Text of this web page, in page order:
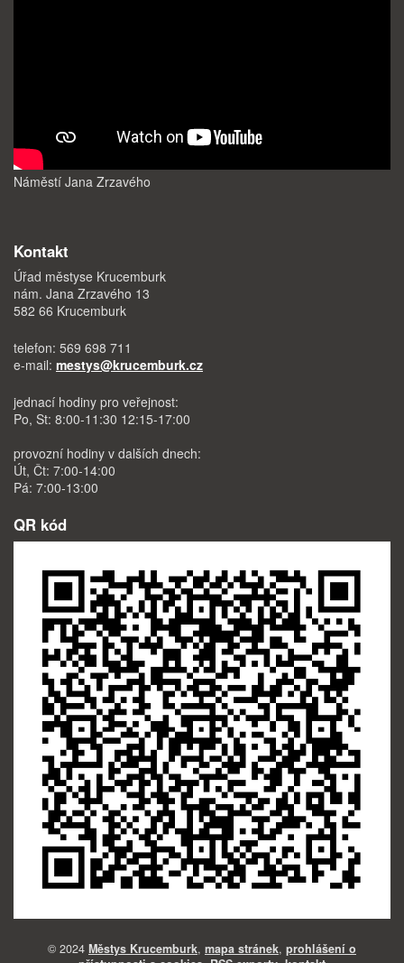
Náměstí Jana Zrzavého
Kontakt
Úřad městyse Krucemburk
nám. Jana Zrzavého 13
582 66 Krucemburk
telefon: 569 698 711
e-mail: mestys@krucemburk.cz
jednací hodiny pro veřejnost:
Po, St: 8:00-11:30 12:15-17:00
provozní hodiny v dalších dnech:
Út, Čt: 7:00-14:00
Pá: 7:00-13:00
QR kód
© 2024 Městys Krucemburk, mapa stránek, prohlášení o